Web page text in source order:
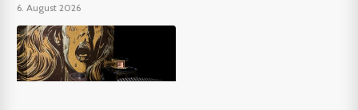
6. August 2026